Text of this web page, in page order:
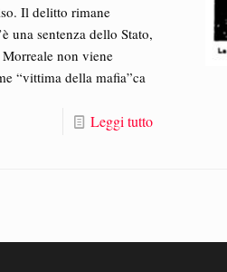
Il delitto rimane
una sentenza dello Stato,
non viene
“vittima della mafia”ca
Leggi tutto